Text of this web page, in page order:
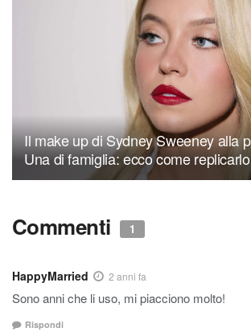
Il make up di Sydney Sweeney alla
Una di famiglia: ecco come
Commenti 1
HappyMarried 2 anni fa
Sono anni che li uso, mi piacciono molto!
Rispondi